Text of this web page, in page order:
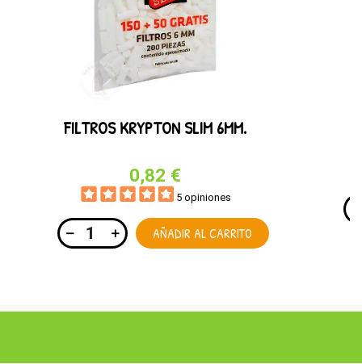
FILTROS KRYPTON SLIM 6MM.
0,82 €
5 opiniones
AÑADIR AL CARRITO